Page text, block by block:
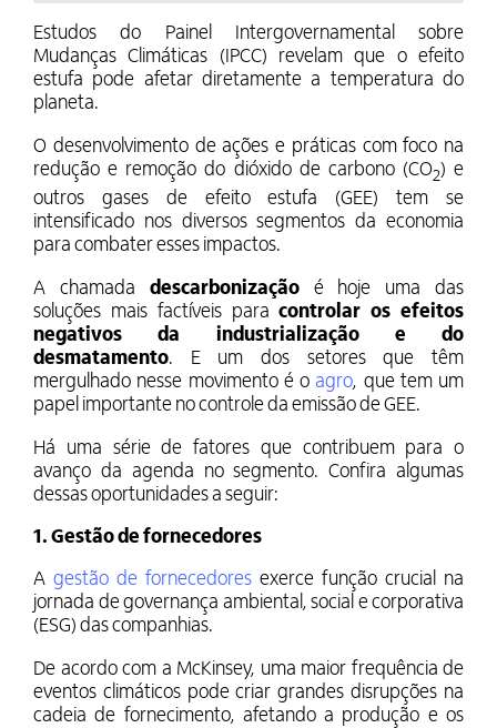
Estudos do Painel Intergovernamental sobre
Mudanças Climáticas (IPCC) revelam que o efeito
estufa pode afetar diretamente a temperatura do
planeta.
O desenvolvimento de ações e práticas com foco na
redução e remoção do dióxido de carbono (CO2) e
outros gases de efeito estufa (GEE) tem se
intensificado nos diversos segmentos da economia
para combater esses impactos.
A chamada descarbonização é hoje uma das
soluções mais factíveis para controlar os efeitos
negativos da industrialização e do
desmatamento. E um dos setores que têm
mergulhado nesse movimento é oagro, que tem um
papel importante no controle da emissão de GEE.
Há uma série de fatores que contribuem para o
avanço da agenda no segmento. Confira algumas
dessas oportunidades a seguir:
1. Gestão de fornecedores
A gestão de fornecedores exerce função crucial na
jornada de governança ambiental, social e corporativa
(ESG) das companhias.
De acordo com a McKinsey, uma maior frequência de
eventos climáticos pode criar grandes disrupções na
cadeia de fornecimento, afetando a produção e os